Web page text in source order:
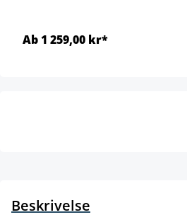
Ab 1 259,00 kr*
Beskrivelse